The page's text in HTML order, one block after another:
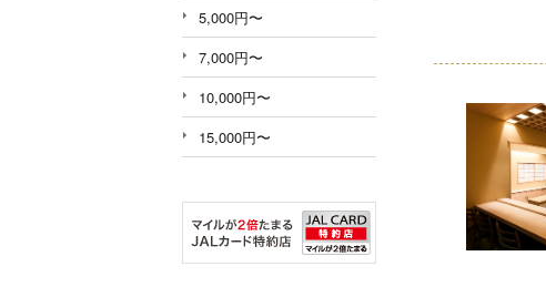
5,000円〜
7,000円〜
10,000円〜
15,000円〜